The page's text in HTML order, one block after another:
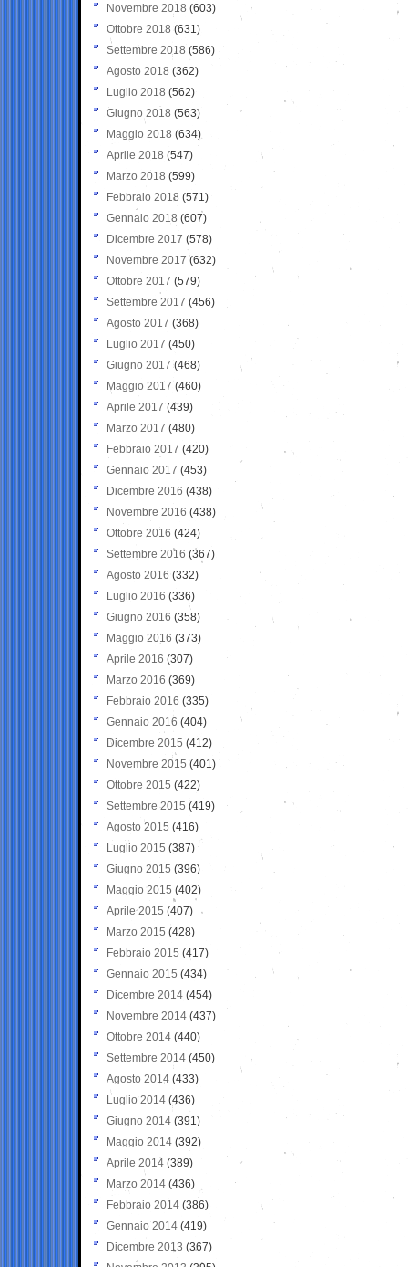
Novembre 2018 (603)
Ottobre 2018 (631)
Settembre 2018 (586)
Agosto 2018 (362)
Luglio 2018 (562)
Giugno 2018 (563)
Maggio 2018 (634)
Aprile 2018 (547)
Marzo 2018 (599)
Febbraio 2018 (571)
Gennaio 2018 (607)
Dicembre 2017 (578)
Novembre 2017 (632)
Ottobre 2017 (579)
Settembre 2017 (456)
Agosto 2017 (368)
Luglio 2017 (450)
Giugno 2017 (468)
Maggio 2017 (460)
Aprile 2017 (439)
Marzo 2017 (480)
Febbraio 2017 (420)
Gennaio 2017 (453)
Dicembre 2016 (438)
Novembre 2016 (438)
Ottobre 2016 (424)
Settembre 2016 (367)
Agosto 2016 (332)
Luglio 2016 (336)
Giugno 2016 (358)
Maggio 2016 (373)
Aprile 2016 (307)
Marzo 2016 (369)
Febbraio 2016 (335)
Gennaio 2016 (404)
Dicembre 2015 (412)
Novembre 2015 (401)
Ottobre 2015 (422)
Settembre 2015 (419)
Agosto 2015 (416)
Luglio 2015 (387)
Giugno 2015 (396)
Maggio 2015 (402)
Aprile 2015 (407)
Marzo 2015 (428)
Febbraio 2015 (417)
Gennaio 2015 (434)
Dicembre 2014 (454)
Novembre 2014 (437)
Ottobre 2014 (440)
Settembre 2014 (450)
Agosto 2014 (433)
Luglio 2014 (436)
Giugno 2014 (391)
Maggio 2014 (392)
Aprile 2014 (389)
Marzo 2014 (436)
Febbraio 2014 (386)
Gennaio 2014 (419)
Dicembre 2013 (367)